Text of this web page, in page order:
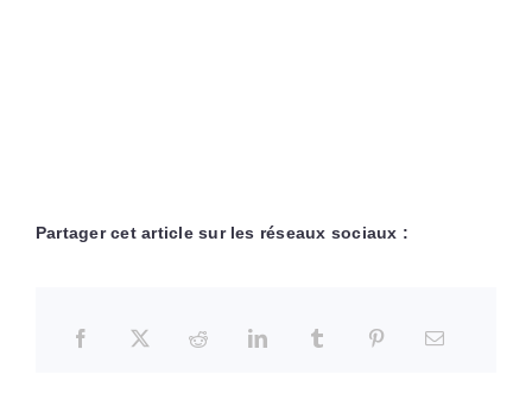
Partager cet article sur les réseaux sociaux :